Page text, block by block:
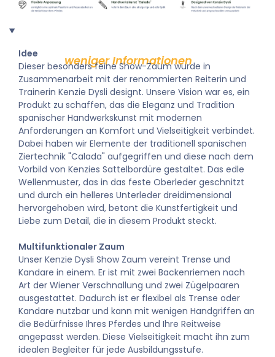
Idee
Dieser besonders feine Show-Zaum wurde in
Zusammenarbeit mit der renommierten Reiterin und
Trainerin Kenzie Dysli designt. Unsere Vision war es, ein
Produkt zu schaffen, das die Eleganz und Tradition
spanischer Handwerkskunst mit modernen
Anforderungen an Komfort und Vielseitigkeit verbindet.
Dabei haben wir Elemente der traditionell spanischen
Ziertechnik "Calada" aufgegriffen und diese nach dem
Vorbild von Kenzies Sattelbordüre gestaltet. Das edle
Wellenmuster, das in das feste Oberleder geschnitzt
und durch ein helleres Unterleder dreidimensional
hervorgehoben wird, betont die Kunstfertigkeit und
Liebe zum Detail, die in diesem Produkt steckt.
Multifunktionaler Zaum
Unser Kenzie Dysli Show Zaum vereint Trense und
Kandare in einem. Er ist mit zwei Backenriemen nach
Art der Wiener Verschnallung und zwei Zügelpaaren
ausgestattet. Dadurch ist er flexibel als Trense oder
Kandare nutzbar und kann mit wenigen Handgriffen an
die Bedürfnisse Ihres Pferdes und Ihre Reitweise
angepasst werden. Diese Vielseitigkeit macht ihn zum
idealen Begleiter für jede Ausbildungsstufe.